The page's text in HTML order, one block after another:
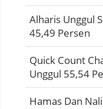
Alharis Unggul
45,49 Persen
Quick Count
Unggul 55,54
Hamas Dan